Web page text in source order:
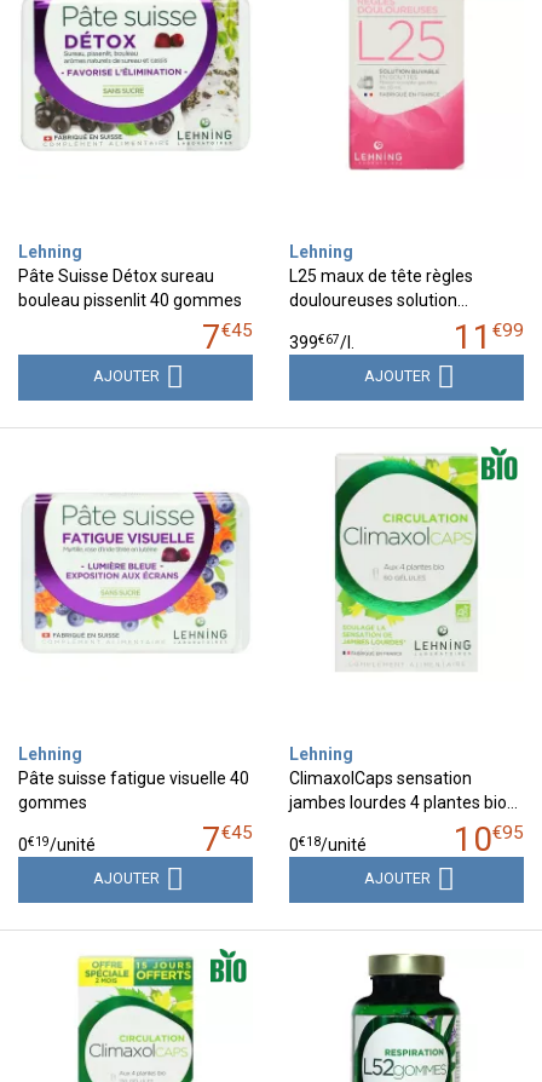
Lehning
Pâte Suisse Détox sureau
bouleau pissenlit 40 gommes
7€45
AJOUTER
Lehning
L25 maux de tête règles
douloureuses solution…
11 €99
399€67/l.
AJOUTER
Lehning
Pâte suisse fatigue visuelle 40
gommes
7€45
0€19/unité
AJOUTER
Lehning
ClimaxolCaps sensation
jambes lourdes 4 plantes bio…
10€95
0€18/unité
AJOUTER